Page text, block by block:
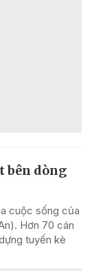
bên dòng
cuộc sống của
Hơn 70 cán
tuyến kè